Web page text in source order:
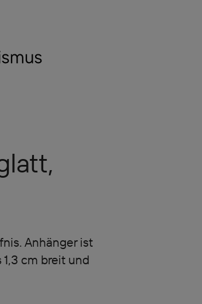
Anhänger ist
cm breit und